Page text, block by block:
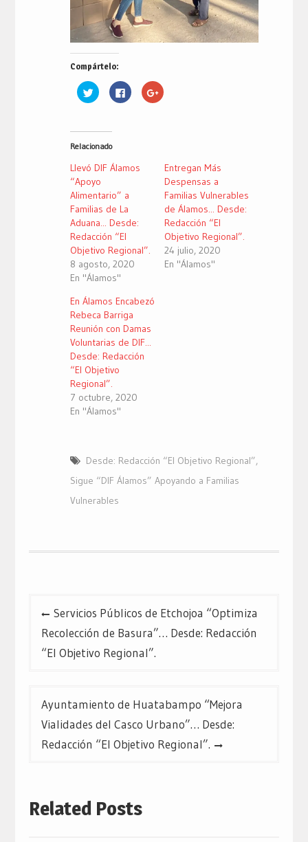
Compártelo:
Haz
clic
Twitter
abre
una
ventana
nueva)
Haz
clic
una
ventana
Haz
clic
una
ventana
nueva)
Relacionado
Llevó DIF Álamos
“Apoyo
Alimentario” a
Familias de La
Aduana... Desde:
Redacción “El
Objetivo Regional”.
8 agosto, 2020
En "Álamos"
Entregan Más
Despensas a
Familias Vulnerables
de Álamos... Desde:
Redacción “El
Objetivo Regional”.
24 julio, 2020
En "Álamos"
En Álamos Encabezó
Rebeca Barriga
Reunión con Damas
Voluntarias de DIF...
Desde: Redacción
“El Objetivo
Regional”.
7 octubre, 2020
En "Álamos"
Desde: Redacción “El Objetivo Regional”,
Sigue “DIF Álamos” Apoyando a Familias
Vulnerables
entradas
Servicios Públicos de Etchojoa “Optimiza
Recolección de Basura”… Desde: Redacción
“El Objetivo Regional”.
Ayuntamiento de Huatabampo “Mejora
Vialidades del Casco Urbano”… Desde:
Redacción “El Objetivo Regional”.
Related Posts